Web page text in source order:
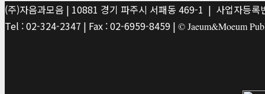
(주)자음과모음 | 10881 경기 파주시 서패동 469-1 | 사업자등
Tel : 02-324-2347 | Fax : 02-6959-8459 | © Jaeum&Moeum